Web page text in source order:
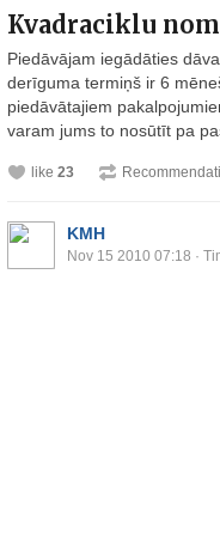
Kvadraciklu
Piedāvājam iegādāties
derīguma termiņš ir 6
piedāvātajiem
varam jums to nosūtīt pa
like 23
KMH
Nov 15 2010 07:18 ·